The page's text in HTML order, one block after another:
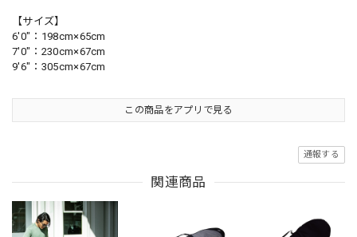
【サイズ】
6'0"：198cm×65cm
7'0"：230cm×67cm
9'6"：305cm×67cm
この商品をアプリで見る
通報する
関連商品